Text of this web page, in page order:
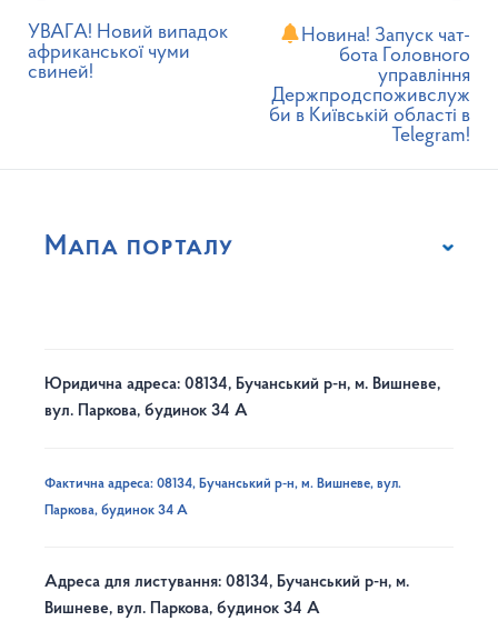
УВАГА! Новий випадок
африканської чуми
свиней!
Новина! Запуск чат-
бота Головного
управління
Держпродспоживслуж
би в Київській області в
Telegram!
Мапа порталу
Юридична адреса: 08134, Бучанський р-н, м. Вишневе,
вул. Паркова, будинок 34 А
Фактична адреса: 08134, Бучанський р-н, м. Вишневе, вул.
Паркова, будинок 34 А
Адреса для листування: 08134, Бучанський р-н, м.
Вишневе, вул. Паркова, будинок 34 А